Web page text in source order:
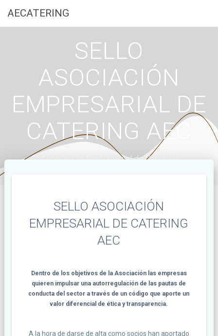
AECATERING
SELLO
ASOCIACIÓN
EMPRESARIAL DE
CATERING AEC
Asociación Empresarial de Catering
SELLO ASOCIACIÓN
EMPRESARIAL DE CATERING
AEC
Dentro de los objetivos de la Asociación las empresas
quieren impulsar una autorregulación de las pautas de
conducta del sector a través de un código que aporte un
valor diferencial de ética y transparencia.
A la hora de darse de alta como socios han aportado